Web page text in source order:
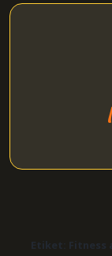
Etiket: Fitness